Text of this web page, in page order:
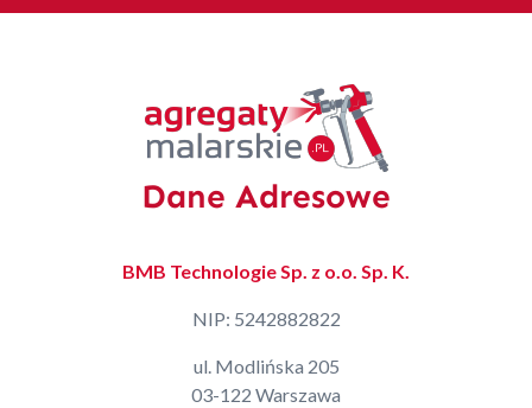
Dane Adresowe
BMB Technologie Sp. z o.o. Sp. K.
NIP: 5242882822
ul. Modlińska 205
03-122 Warszawa